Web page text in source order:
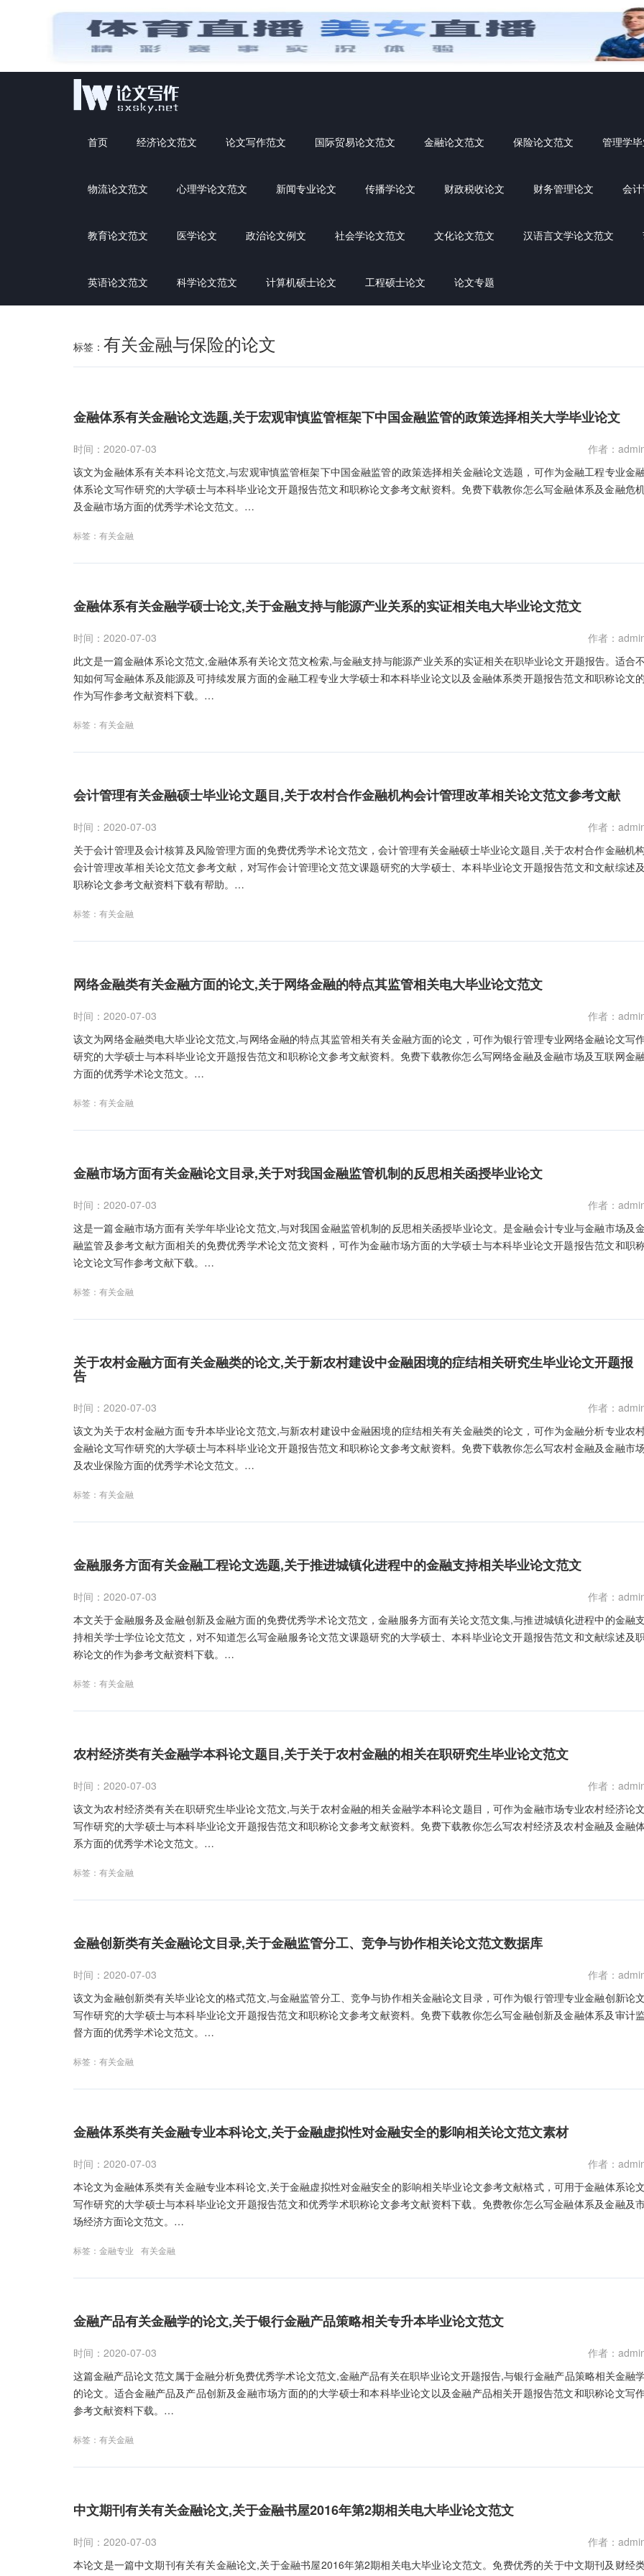
首页 经济论文范文 论文写作范文 国际贸易论文范文 金融论文范文 保险论文范文 管理学
物流论文范文 心理学论文范文 新闻专业论文 传播学论文 财政税收论文 财务管理论文 会
教育论文范文 医学论文 政治论文例文 社会学论文范文 文化论文范文 汉语言文学论文范文
英语论文范文 科学论文范文 计算机硕士论文 工程硕士论文 论文专题
标签： 有关金融与保险的论文
金融体系有关金融论文选题,关于宏观审慎监管框架下中国金融监管的政策选择相关大学毕业论文
时间：2020-07-03
作者：
该文为金融体系有关本科论文范文,与宏观审慎监管框架下中国金融监管的政策选择相关金融论文选题，可作为金融工程专业金融
体系论文写作研究的大学硕士与本科毕业论文开题报告范文和职称论文参考文献资料。免费下载教你怎么写金融体系及金融危
及金融市场方面的优秀学术论文范文。…
标签： 有关金融
金融体系有关金融学硕士论文,关于金融支持与能源产业关系的实证相关电大毕业论文范文
时间：2020-07-03
作者：
此文是一篇金融体系论文范文,金融体系有关论文范文检索,与金融支持与能源产业关系的实证相关在职毕业论文开题报告。适合不
知如何写金融体系及能源及可持续发展方面的金融工程专业大学硕士和本科毕业论文以及金融体系类开题报告范文和职称论文的
作为写作参考文献资料下载。…
标签： 有关金融
会计管理有关金融硕士毕业论文题目,关于农村合作金融机构会计管理改革相关论文范文参考文献
时间：2020-07-03
作者：
关于会计管理及会计核算及风险管理方面的免费优秀学术论文范文，会计管理有关金融硕士毕业论文题目,关于农村合作金融机构
会计管理改革相关论文范文参考文献，对写作会计管理论文范文课题研究的大学硕士、本科毕业论文开题报告范文和文献综述及
职称论文参考文献资料下载有帮助。…
标签： 有关金融
网络金融类有关金融方面的论文,关于网络金融的特点其监管相关电大毕业论文范文
时间：2020-07-03
作者：
该文为网络金融类电大毕业论文范文,与网络金融的特点其监管相关有关金融方面的论文，可作为银行管理专业网络金融论文写
研究的大学硕士与本科毕业论文开题报告范文和职称论文参考文献资料。免费下载教你怎么写网络金融及金融市场及互联网金融
方面的优秀学术论文范文。…
标签： 有关金融
金融市场方面有关金融论文目录,关于对我国金融监管机制的反思相关函授毕业论文
时间：2020-07-03
作者：
这是一篇金融市场方面有关学年毕业论文范文,与对我国金融监管机制的反思相关函授毕业论文。是金融会计专业与金融市场及金
融监管及参考文献方面相关的免费优秀学术论文范文资料，可作为金融市场方面的大学硕士与本科毕业论文开题报告范文和职
论文论文写作参考文献下载。…
标签： 有关金融
关于农村金融方面有关金融类的论文,关于新农村建设中金融困境的症结相关研究生毕业论文开题报
告
时间：2020-07-03
作者：
该文为关于农村金融方面专升本毕业论文范文,与新农村建设中金融困境的症结相关有关金融类的论文，可作为金融分析专业农
金融论文写作研究的大学硕士与本科毕业论文开题报告范文和职称论文参考文献资料。免费下载教你怎么写农村金融及金融市场
及农业保险方面的优秀学术论文范文。…
标签： 有关金融
金融服务方面有关金融工程论文选题,关于推进城镇化进程中的金融支持相关毕业论文范文
时间：2020-07-03
作者：
本文关于金融服务及金融创新及金融方面的免费优秀学术论文范文，金融服务方面有关论文范文集,与推进城镇化进程中的金融支
持相关学士学位论文范文，对不知道怎么写金融服务论文范文课题研究的大学硕士、本科毕业论文开题报告范文和文献综述及
称论文的作为参考文献资料下载。…
标签： 有关金融
农村经济类有关金融学本科论文题目,关于关于农村金融的相关在职研究生毕业论文范文
时间：2020-07-03
作者：
该文为农村经济类有关在职研究生毕业论文范文,与关于农村金融的相关金融学本科论文题目，可作为金融市场专业农村经济论文
写作研究的大学硕士与本科毕业论文开题报告范文和职称论文参考文献资料。免费下载教你怎么写农村经济及农村金融及金融
系方面的优秀学术论文范文。…
标签： 有关金融
金融创新类有关金融论文目录,关于金融监管分工、竞争与协作相关论文范文数据库
时间：2020-07-03
作者：
该文为金融创新类有关毕业论文的格式范文,与金融监管分工、竞争与协作相关金融论文目录，可作为银行管理专业金融创新论文
写作研究的大学硕士与本科毕业论文开题报告范文和职称论文参考文献资料。免费下载教你怎么写金融创新及金融体系及审计监
督方面的优秀学术论文范文。…
标签： 有关金融
金融体系类有关金融专业本科论文,关于金融虚拟性对金融安全的影响相关论文范文素材
时间：2020-07-03
作者：
本论文为金融体系类有关金融专业本科论文,关于金融虚拟性对金融安全的影响相关毕业论文参考文献格式，可用于金融体系论文
写作研究的大学硕士与本科毕业论文开题报告范文和优秀学术职称论文参考文献资料下载。免费教你怎么写金融体系及金融及
场经济方面论文范文。…
标签： 金融专业 有关金融
金融产品有关金融学的论文,关于银行金融产品策略相关专升本毕业论文范文
时间：2020-07-03
作者：
这篇金融产品论文范文属于金融分析免费优秀学术论文范文,金融产品有关在职毕业论文开题报告,与银行金融产品策略相关金融
的论文。适合金融产品及产品创新及金融市场方面的的大学硕士和本科毕业论文以及金融产品相关开题报告范文和职称论文写
参考文献资料下载。…
标签： 有关金融
中文期刊有关有关金融论文,关于金融书屋2016年第2期相关电大毕业论文范文
时间：2020-07-03
作者：
本论文是一篇中文期刊有关有关金融论文,关于金融书屋2016年第2期相关电大毕业论文范文。免费优秀的关于中文期刊及财经